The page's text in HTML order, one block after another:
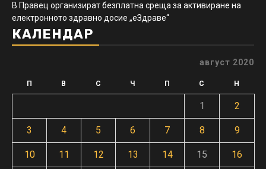
В Правец организират безплатна среща за активиране на
електронното здравно досие „еЗдраве“
КАЛЕНДАР
август 2020
П В С Ч П С Н
1 2
3 4 5 6 7 8 9
10 11 12 13 14 15 16